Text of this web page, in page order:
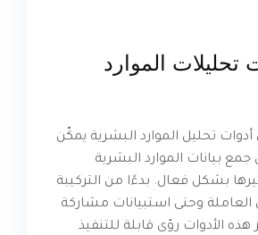
تحليلات الموارد
أدوات تحليل الموارد البشرية يمكّن
بيانات الموارد البشرية
بشكل فعال. بدءًا من التركيبة
العاملة وحتى استبيانات مشاركة
الأدوات رؤى قابلة للتنفيذ